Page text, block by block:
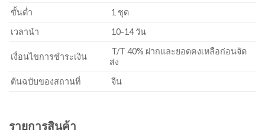
ขั้นต่ำ
1 ชุด
เวลานำ
10-14 วัน
เงื่อนไขการชำระเงิน
T/T 40% ฝากและยอดคงเหลือก่อนจัด
ส่ง
ต้นฉบับของสถานที่
จีน
รายการสินค้า